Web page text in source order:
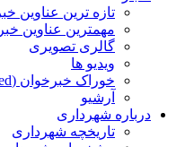
تازه ترین عناوین
مهمترین عناوین
گالری تصویری
ویدیو ها
خوراک خبرخوان (feed)
آرشیو
درباره شهرداری
تاریخچه شهرداری